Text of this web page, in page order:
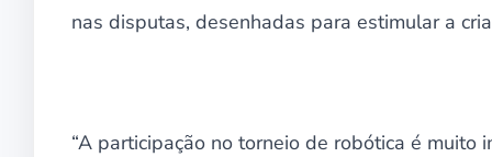
nas disputas, desenhadas para estimular a
“A participação no torneio de robótica é